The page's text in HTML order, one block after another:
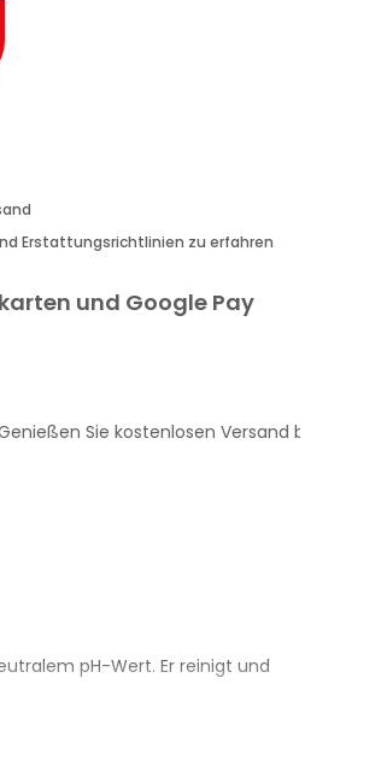
Erstattungsrichtlinien zu erfahren
und Google Pay
Sie kostenlosen Versand bei
pH-Wert. Er reinigt und
lackierte Flächen,